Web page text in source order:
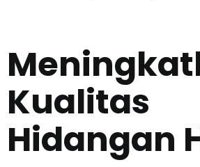
Kualitas
Hidangan